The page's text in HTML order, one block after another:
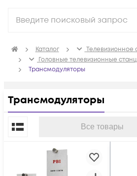
Каталог
Телевизионное
Головные телевизионные
Трансмодуляторы
Трансмодуляторы
Все товары
По популярности